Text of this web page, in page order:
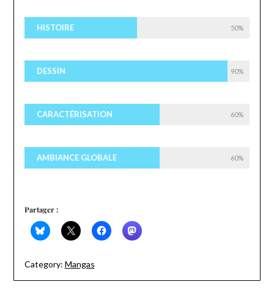
HISTOIRE 50%
DESSIN 90%
CARACTÉRISATION 60%
AMBIANCE GLOBALE 60%
Partager :
Category: Mangas